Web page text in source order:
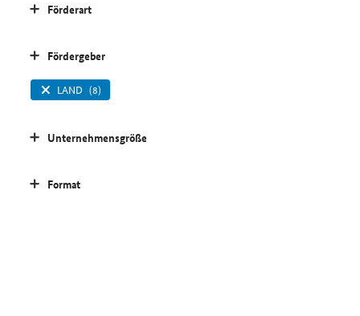
Förderart
Fördergeber
LAND (8)
Unternehmensgröße
Format